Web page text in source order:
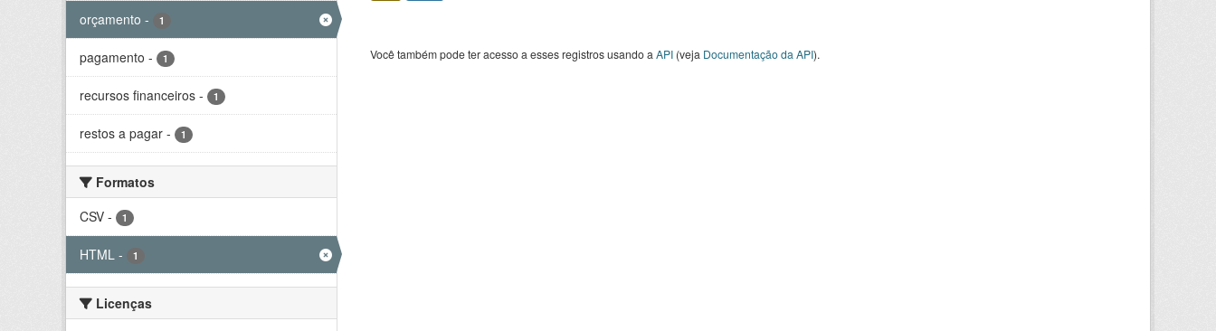
orçamento - 1
pagamento - 1
recursos financeiros - 1
restos a pagar - 1
Formatos
CSV - 1
HTML - 1
Licenças
Você também pode ter acesso a esses registros usando a API(veja Documentação da API).